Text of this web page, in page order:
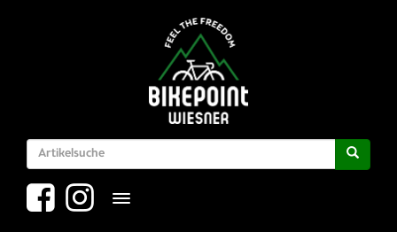
Toggle navigation